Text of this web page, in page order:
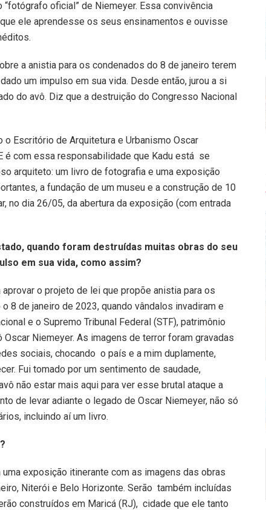
oficial” de Niemeyer. Essa convivência
ele aprendesse os seus ensinamentos e ouvisse
a anistia para os condenados do 8 de janeiro terem
um impulso em sua vida. Desde então, jurou a si
do avô. Diz que a destruição do Congresso Nacional
Escritório de Arquitetura e Urbanismo Oscar
é com essa responsabilidade que Kadu está se
arquiteto: um livro de fotografia e uma exposição
a fundação de um museu e a construção de 10
no dia 26/05, da abertura da exposição (com entrada
quando foram destruídas muitas obras do seu
em sua vida, como assim?
o projeto de lei que propõe anistia para os
8 de janeiro de 2023, quando vândalos invadiram e
e o Supremo Tribunal Federal (STF), patrimônio
Niemeyer. As imagens de terror foram gravadas
sociais, chocando o país e a mim duplamente,
Fui tomado por um sentimento de saudade,
não estar mais aqui para ver esse brutal ataque a
de levar adiante o legado de Oscar Niemeyer, não só
incluindo aí um livro.
exposição itinerante com as imagens das obras
Niterói e Belo Horizonte. Serão também incluídas
construídos em Maricá (RJ), cidade que ele tanto